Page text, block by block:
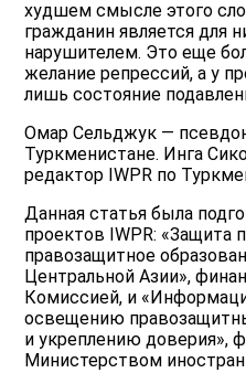
худшем смысле этого
гражданин является для
нарушителем. Это еще
желание репрессий, а у
лишь состояние
Омар Сельджук —
Туркменистане. Инга
редактор IWPR по
Данная статья была
проектов IWPR: «Защита
правозащитное
Центральной Азии»,
Комиссией, и
освещению
и укреплению доверия»,
Министерством